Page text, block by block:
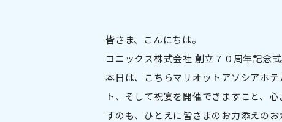
皆さま、こんにちは。
コニックス株式会社 創立７０周年記念
本日は、こちらマリオットアソシアホ
ト、そして祝宴を開催できますこと、
すのも、ひとえに皆さまのお力添えの